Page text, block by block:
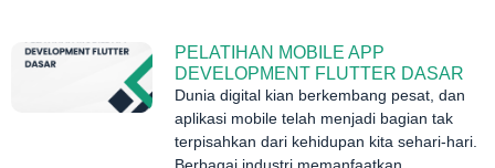
PELATIHAN MOBILE APP
DEVELOPMENT FLUTTER DASAR
Dunia digital kian berkembang pesat, dan
aplikasi mobile telah menjadi bagian tak
terpisahkan dari kehidupan kita sehari-hari.
Berbagai industri memanfaatkan